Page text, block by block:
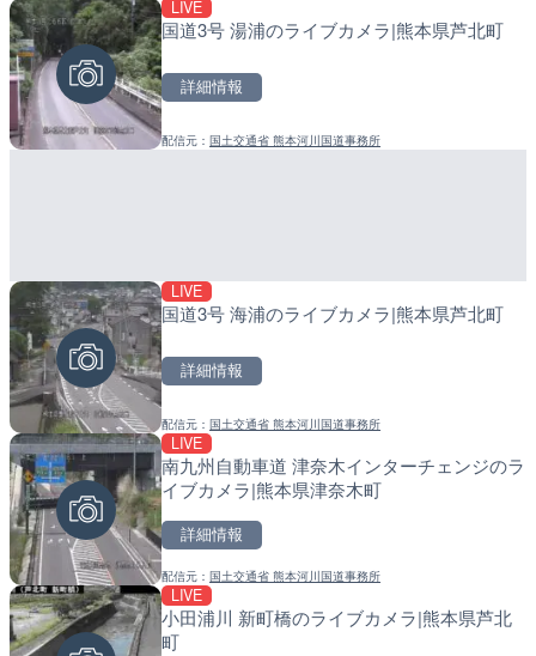
LIVE
国道3号 湯浦のライブカメラ|熊本県芦北町
詳細情報
配信元：国土交通省 熊本河川国道事務所
LIVE
国道3号 海浦のライブカメラ|熊本県芦北町
詳細情報
配信元：国土交通省 熊本河川国道事務所
LIVE
南九州自動車道 津奈木インターチェンジのラ
イブカメラ|熊本県津奈木町
詳細情報
配信元：国土交通省 熊本河川国道事務所
LIVE
小田浦川 新町橋のライブカメラ|熊本県芦北
町
内海海水浴場のライブカ
配信元：南知多町観光協会
日本全国・緊急地震速報
配信元：株式会社ティーファイブプロジ
手結港(YASU海の駅クラ
高知県香南市
配信元：YASU海の駅CLUB
RBCより那覇空港のライ
産湯川水門付近のライブ
配信元：日高町役場
導目木川 花立砂防堰堤下
配信元：福岡県庁県土整備部河川課
常呂川 鹿ノ子ダムのライ
戸町
配信元：国土交通省 北海道開発局
天塩川 岩尾内ダムのライ